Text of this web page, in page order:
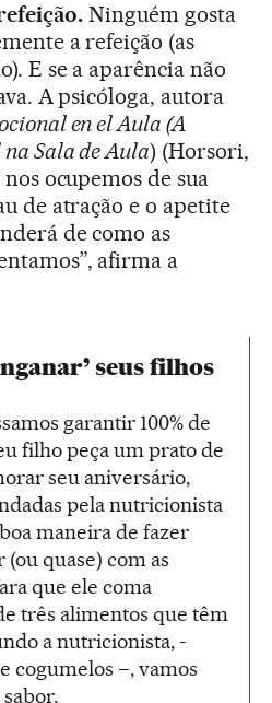
Ninguém gosta
a refeição (as
E se a aparência não
A psicóloga, autora
en el Aula (A
Sala de Aula) (Horsori,
ocupemos de sua
de atração e o apetite
de como as
afirma a
seus filhos
garantir 100% de
filho peça um prato de
seu aniversário,
pela nutricionista
maneira de fazer
quase) com as
que ele coma
três alimentos que têm
a nutricionista, -
cogumelos –, vamos